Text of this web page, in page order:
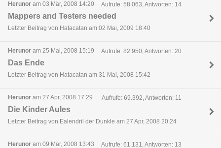
Herunor am 03 Mär, 2008 14:20 Aufrufe: 58.063, Antworten: 14
Mappers and Testers needed
Letzter Beitrag von Hatacatan am 02 Mai, 2009 18:40
Herunor am 25 Mai, 2008 15:19 Aufrufe: 82.950, Antworten: 20
Das Ende
Letzter Beitrag von Hatacatan am 31 Mai, 2008 15:42
Herunor am 27 Apr, 2008 17:29 Aufrufe: 69.392, Antworten: 11
Die Kinder Aules
Letzter Beitrag von Ealendril der Dunkle am 27 Apr, 2008 20:24
Herunor am 09 Mär, 2008 13:43 Aufrufe: 61.131, Antworten: 13